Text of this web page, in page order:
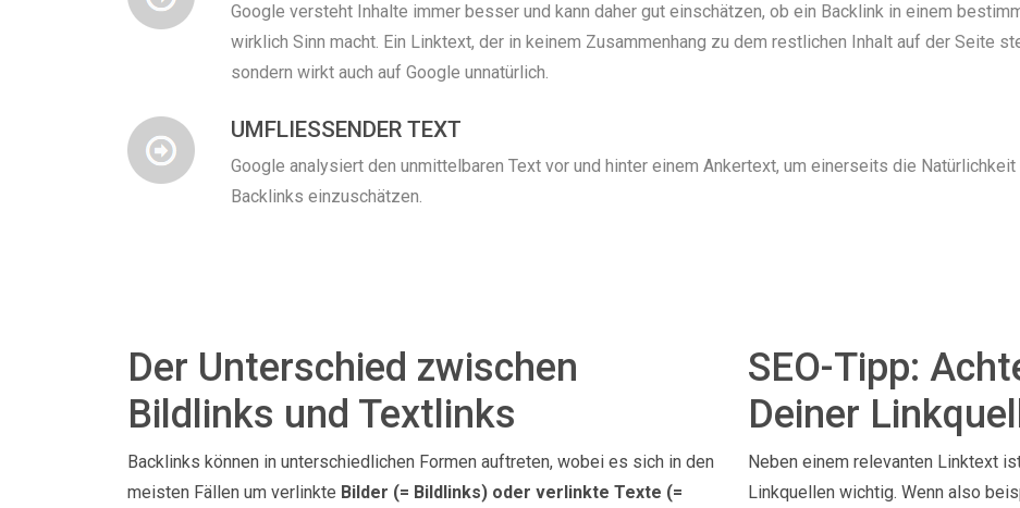
Google versteht Inhalte immer besser und kann daher gut einschätzen, ob ein Backlink in einem
wirklich Sinn macht. Ein Linktext, der in keinem Zusammenhang zu dem restlichen Inhalt auf der Seite
sondern wirkt auch auf Google unnatürlich.
UMFLIESSENDER TEXT
Google analysiert den unmittelbaren Text vor und hinter einem Ankertext, um einerseits die
Backlinks einzuschätzen.
Der Unterschied zwischen
Bildlinks und Textlinks
Backlinks können in unterschiedlichen Formen auftreten, wobei es sich in den
meisten Fällen um verlinkte Bilder (= Bildlinks) oder verlinkte Texte (=
SEO-Tipp:
Deiner
Neben einem relevanten Linktext
Linkquellen wichtig. Wenn also